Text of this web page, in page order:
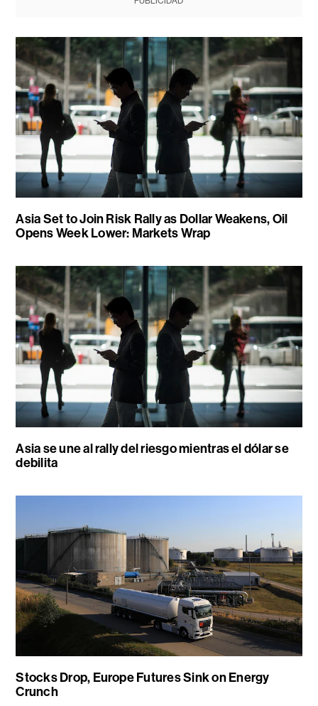
Asia Set to Join Risk Rally as Dollar Weakens, Oil
Opens Week Lower: Markets Wrap
Asia se une al rally del riesgo mientras el dólar se
debilita
Stocks Drop, Europe Futures Sink on Energy
Crunch